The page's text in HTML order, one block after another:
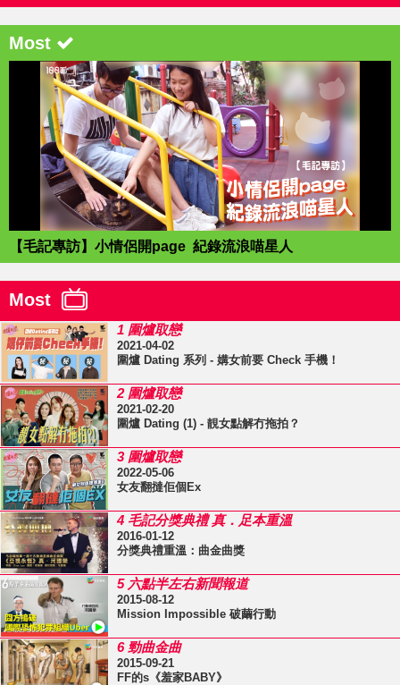
Most
【毛記專訪】小情侶開page 紀錄流浪喵星人
Most
1 圍爐取戀
2021-04-02
圍爐 Dating 系列 - 媾女前要 Check 手機！
2 圍爐取戀
2021-02-20
圍爐 Dating (1) - 靚女點解冇拖拍？
3 圍爐取戀
2022-05-06
女友翻撻佢個Ex
4 毛記分獎典禮 真．足本重溫
2016-01-12
分獎典禮重溫：曲金曲獎
5 六點半左右新聞報道
2015-08-12
Mission Impossible 破繭行動
6 勁曲金曲
2015-09-21
FF的s《羞家BABY》